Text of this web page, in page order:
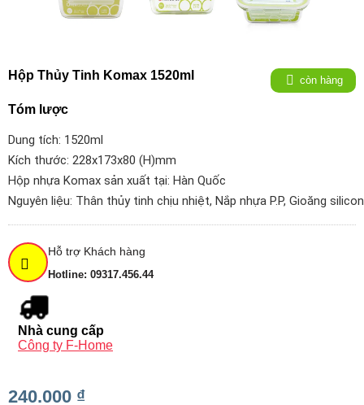
Hộp Thủy Tinh Komax 1520ml còn hàng
Tóm lược
Dung tích: 1520ml
Kích thước: 228x173x80 (H)mm
Hộp nhựa Komax sản xuất tại: Hàn Quốc
Nguyên liệu: Thân thủy tinh chịu nhiệt, Nắp nhựa P.P, Gioăng
Hỗ trợ Khách hàng
Hotline: 09317.456.44
Nhà cung cấp
Công ty F-Home
240.000 ₫